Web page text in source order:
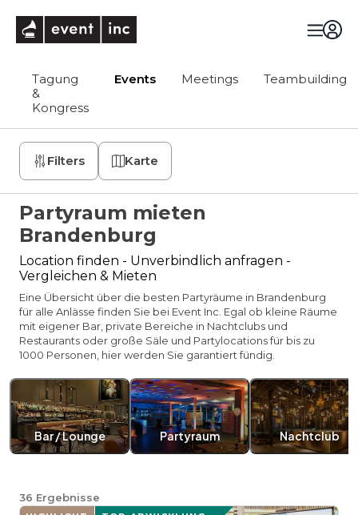
Tagung
&
Kongress
Events Meetings Teambuilding
Filters Karte
Partyraum mieten
Brandenburg
Location finden - Unverbindlich anfragen -
Vergleichen & Mieten
Eine Übersicht über die besten Partyräume in Brandenburg
für alle Anlässe finden Sie bei Event Inc. Egal ob kleine Räume
mit eigener Bar, private Bereiche in Nachtclubs und
Restaurants oder große Säle und Partylocations für bis zu
1000 Personen, hier werden Sie garantiert fündig.
Bar / Lounge Partyraum Nachtclub
36 Ergebnisse